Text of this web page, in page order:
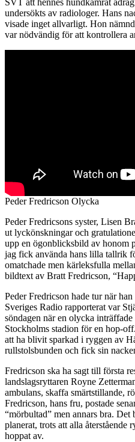
SVT att hennes hundkamrat
undersökts av radiologer. Hans
visade inget allvarligt. Hon
var nödvändig för att kontrollera
Peder Fredricson Olycka
Peder Fredricsons syster, Lisen
ut lyckönskningar och
upp en ögonblicksbild av honom
jag fick använda hans lilla tallrik
omatchade men kärleksfulla
bildtext av Bratt Fredricson,
Peder Fredricson hade tur när
Sveriges Radio rapporterat var
söndagen när en olycka
Stockholms stadion för en hop-
att ha blivit sparkad i ryggen av
rullstolsbunden och fick sin
Fredricson ska ha sagt till första
landslagsryttaren Royne
ambulans, skaffa smärtstillande,
Fredricson, hans fru, postade
“mörbultad” men annars bra.
planerat, trots att alla återstående
hoppat av.